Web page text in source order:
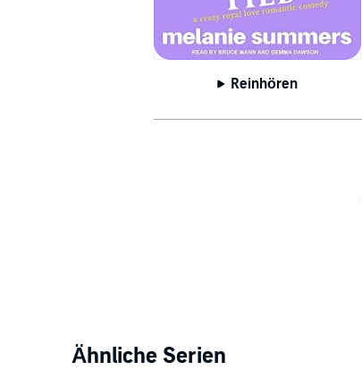
Reinhören
Ähnliche Serien